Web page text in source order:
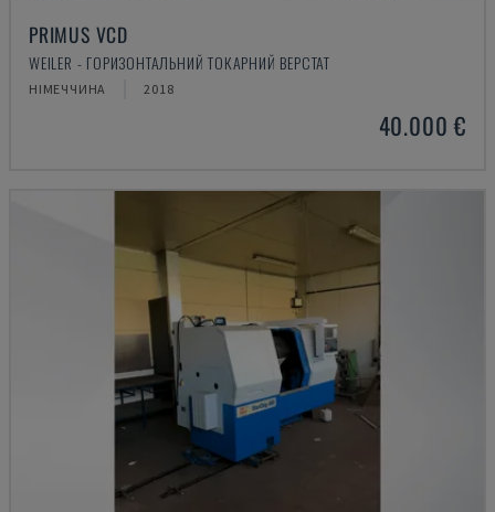
PRIMUS VCD
WEILER - ГОРИЗОНТАЛЬНИЙ ТОКАРНИЙ ВЕРСТАТ
НІМЕЧЧИНА 2018
40.000 €